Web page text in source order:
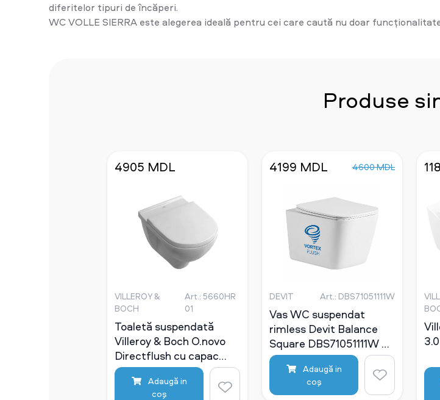
diferitelor tipuri de încăperi.
WC VOLLE SIERRA este alegerea ideală pentru cei care caută nu doar
Produse
4905 MDL
VILLEROY &
BOCH
Art.: 5660HR
01
Toaletă suspendată
Villeroy & Boch O.novo
Directflush cu capac
Soft Closing
Adaugă in
coş
4199 MDL 4600 MDL
DEVIT Art.: DBS71051111W
Vas WC suspendat
rimless Devit Balance
Square DBS71051111W cu
capac Soft-Close și
sistem de spălare Vortex
Flush, alb lucios
Adaugă in
coş